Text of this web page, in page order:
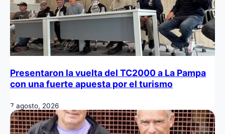
Presentaron la vuelta del TC2000 a La Pampa
con una fuerte apuesta por el turismo
7 agosto, 2026